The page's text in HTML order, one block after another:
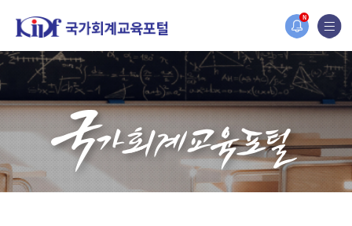
N
홈페이지가 새롭게 개편되었습니다.
한국조세재정연구원홈페이지가 새롭게 개설되었습니다.